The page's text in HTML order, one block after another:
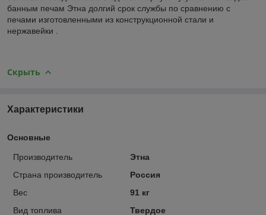
банным печам Этна долгий срок службы по сравнению с
печами изготовленными из конструкционной стали и
нержавейки .
Скрыть
Характеристики
Основные
Производитель
Этна
Страна производитель
Россия
Вес
91 кг
Вид топлива
Твердое